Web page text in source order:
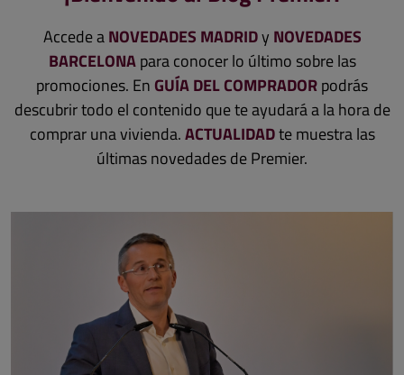
Accede aNOVEDADES MADRIDy NOVEDADES
BARCELONApara conocer lo último sobre las
promociones. En GUÍA DEL COMPRADORpodrás
descubrir todo el contenido que te ayudará a la hora de
comprar una vivienda.ACTUALIDADte muestra las
últimas novedades de Premier.